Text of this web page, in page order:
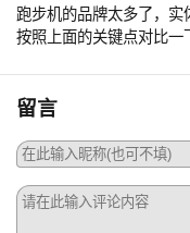
跑步机的品牌太多了，
按照上面的关键点对比一
留言